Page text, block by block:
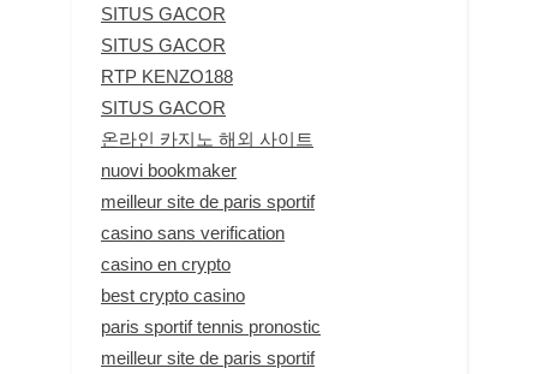
SITUS GACOR
SITUS GACOR
RTP KENZO188
SITUS GACOR
온라인 카지노 해외 사이트
nuovi bookmaker
meilleur site de paris sportif
casino sans verification
casino en crypto
best crypto casino
paris sportif tennis pronostic
meilleur site de paris sportif